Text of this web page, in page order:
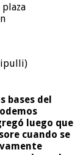
bases del
luego que
cuando se